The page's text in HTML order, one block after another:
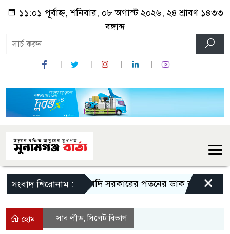
১১:০১ পূর্বাহ্ন, শনিবার, ০৮ অগাস্ট ২০২৬, ২৪ শ্রাবণ ১৪৩৩
বঙ্গাব্দ
সংবাদ শিরোনাম :মোদি সরকারের পতনের ডাক রাহুল গান্ধীর
×
হোম সাব লীড,সিলেট বিভাগ